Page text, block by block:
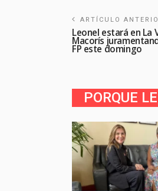
ARTÍCULO
Leonel estará en La
Macorís
FP este domingo
PORQUE